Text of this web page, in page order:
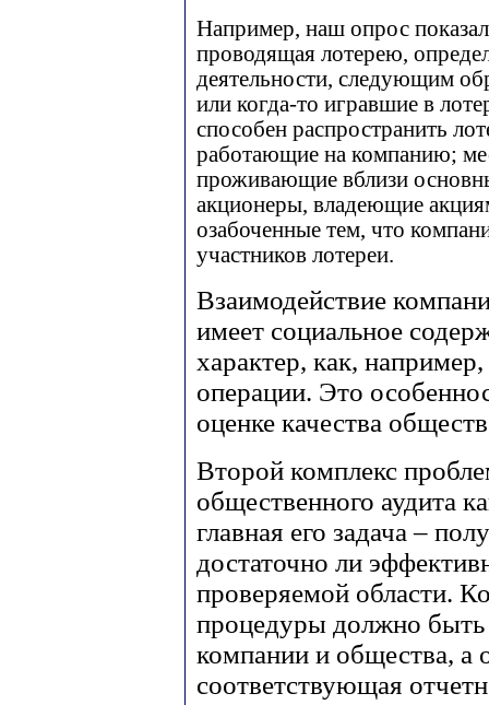
Например, наш опрос
проводящая лотерею,
деятельности, следующим
или когда-то игравшие в
способен распространить
работающие на компанию;
проживающие вблизи
акционеры, владеющие
озабоченные тем, что
участников лотереи.
Взаимодействие
имеет социальное
характер, как,
операции. Это
оценке качества
Второй комплекс
общественного аудита
главная его задача –
достаточно ли
проверяемой области.
процедуры должно быть
компании и общества, а
соответствующая